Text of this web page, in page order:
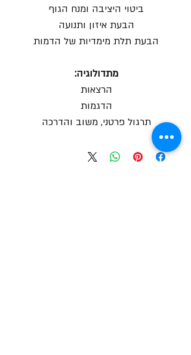
ביטוי היציבה ומנח הגוף
הבעת איזון ותנועה
הבעת תלת מימדיות של הדמות
מתדולוגיה:
הרצאות
הדגמות
תרגול פרטני, משוב והדרכה